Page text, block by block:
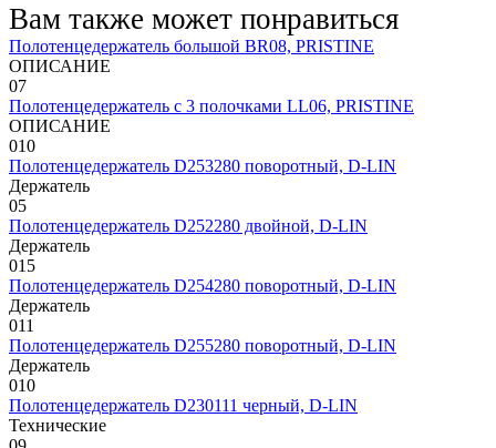
Вам также может понравиться
Полотенцедержатель большой BR08, PRISTINE
ОПИСАНИЕ
07
Полотенцедержатель с 3 полочками LL06, PRISTINE
ОПИСАНИЕ
010
Полотенцедержатель D253280 поворотный, D-LIN
Держатель
05
Полотенцедержатель D252280 двойной, D-LIN
Держатель
015
Полотенцедержатель D254280 поворотный, D-LIN
Держатель
011
Полотенцедержатель D255280 поворотный, D-LIN
Держатель
010
Полотенцедержатель D230111 черный, D-LIN
Технические